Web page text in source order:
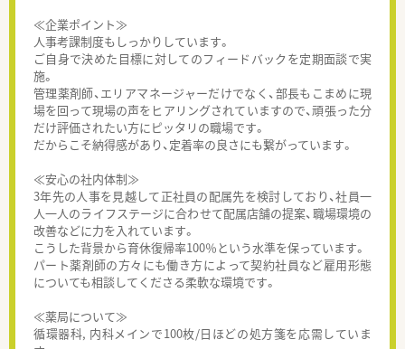
≪企業ポイント≫
人事考課制度もしっかりしています。
ご自身で決めた目標に対してのフィードバックを定期面談で実
施。
管理薬剤師、エリアマネージャーだけでなく、部長もこまめに現
場を回って現場の声をヒアリングされていますので、頑張った分
だけ評価されたい方にピッタリの職場です。
だからこそ納得感があり、定着率の良さにも繋がっています。
≪安心の社内体制≫
3年先の人事を見越して正社員の配属先を検討しており、社員一
人一人のライフステージに合わせて配属店舗の提案、職場環境の
改善などに力を入れています。
こうした背景から育休復帰率100％という水準を保っています。
パート薬剤師の方々にも働き方によって契約社員など雇用形態
についても相談してくださる柔軟な環境です。
≪薬局について≫
循環器科, 内科メインで100枚/日ほどの処方箋を応需していま